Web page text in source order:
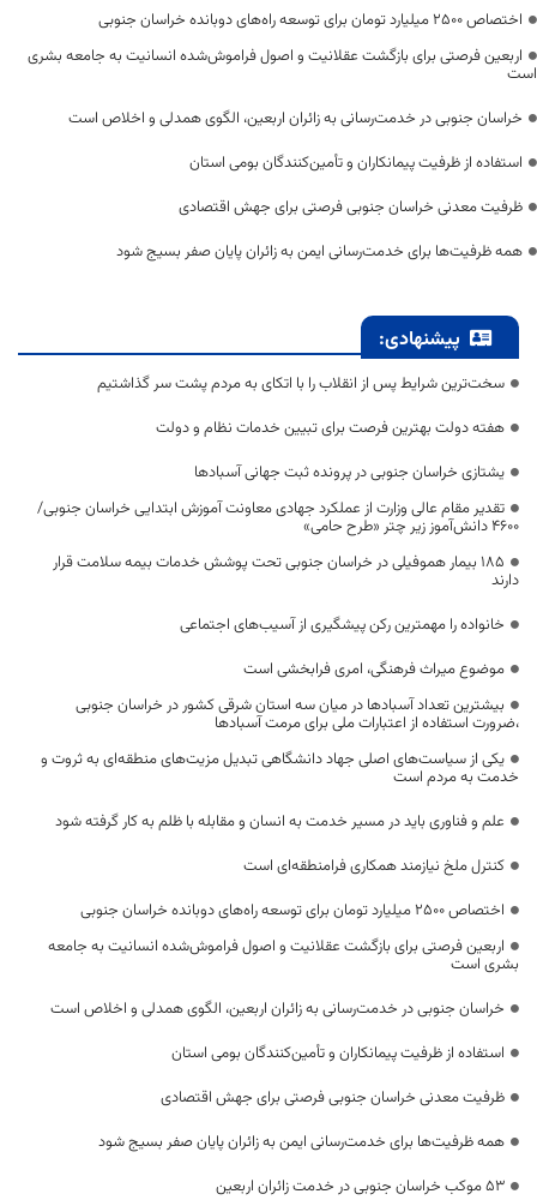
اختصاص 2500 میلیارد تومان برای توسعه راه‌های دوبانده خراسان جنوبی
اربعین فرصتی برای بازگشت عقلانیت و اصول فراموش‌شده انسانیت به جامعه بشری
است
خراسان جنوبی در خدمت‌رسانی به زائران اربعین، الگوی همدلی و اخلاص است
استفاده از ظرفیت پیمانکاران و تأمین‌کنندگان بومی استان
ظرفیت معدنی خراسان جنوبی فرصتی برای جهش اقتصادی
همه ظرفیت‌ها برای خدمت‌رسانی ایمن به زائران پایان صفر بسیج شود
پیشنهادی:
سخت‌ترین شرایط پس از انقلاب را با اتکای به مردم پشت سر گذاشتیم
هفته دولت بهترین فرصت برای تبیین خدمات نظام و دولت
یشتازی خراسان جنوبی در پرونده ثبت جهانی آسبادها
تقدیر مقام عالی وزارت از عملکرد جهادی معاونت آموزش ابتدایی خراسان جنوبی/
۴۶۰۰ دانش‌آموز زیر چتر «طرح حامی»
۱۸۵ بیمار هموفیلی در خراسان جنوبی تحت پوشش خدمات بیمه سلامت قرار
دارند
خانواده را مهمترین رکن پیشگیری از آسیب‌های اجتماعی
موضوع میراث فرهنگی، امری فرابخشی است
بیشترین تعداد آسبادها در میان سه استان شرقی کشور در خراسان جنوبی
،ضرورت استفاده از اعتبارات ملی برای مرمت آسبادها
یکی از سیاست‌های اصلی جهاد دانشگاهی تبدیل مزیت‌های منطقه‌ای به ثروت و
خدمت به مردم است
علم و فناوری باید در مسیر خدمت به انسان و مقابله با ظلم به کار گرفته شود
کنترل ملخ نیازمند همکاری فرامنطقه‌ای است
اختصاص 2500 میلیارد تومان برای توسعه راه‌های دوبانده خراسان جنوبی
اربعین فرصتی برای بازگشت عقلانیت و اصول فراموش‌شده انسانیت به جامعه
بشری است
خراسان جنوبی در خدمت‌رسانی به زائران اربعین، الگوی همدلی و اخلاص است
استفاده از ظرفیت پیمانکاران و تأمین‌کنندگان بومی استان
ظرفیت معدنی خراسان جنوبی فرصتی برای جهش اقتصادی
همه ظرفیت‌ها برای خدمت‌رسانی ایمن به زائران پایان صفر بسیج شود
53 موکب خراسان جنوبی در خدمت زائران اربعین